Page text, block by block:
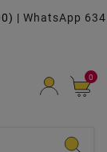
| WhatsApp 634
0